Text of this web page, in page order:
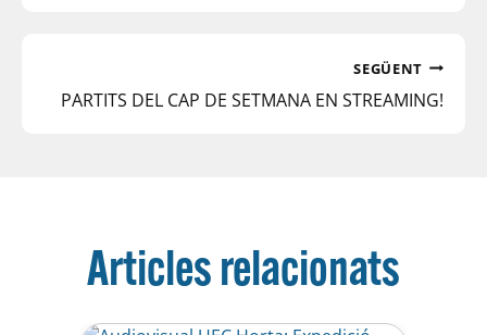
SEGÜENT
PARTITS DEL CAP DE SETMANA EN STREAMING!
Articles relacionats